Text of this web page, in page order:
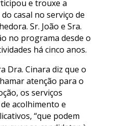
e trouxe a
casal no serviço de
Sr. João e Sra.
no programa desde o
há cinco anos.
Dra. Cinara diz que o
atenção para o
os serviços
acolhimento e
“que podem